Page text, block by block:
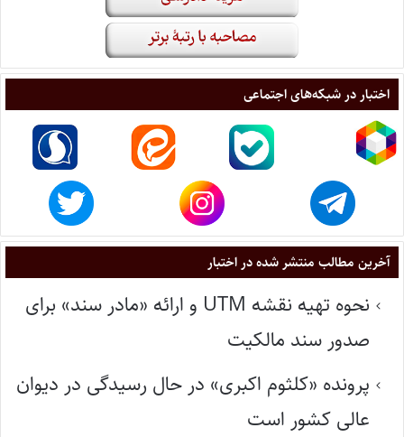
اختبار در شبکه‌های اجتماعی
آخرین مطالب منتشر شده در اختبار
نحوه تهیه نقشه UTM و ارائه «مادر سند» برای
صدور سند مالکیت
پرونده «کلثوم اکبری» در حال رسیدگی در دیوان
عالی کشور است